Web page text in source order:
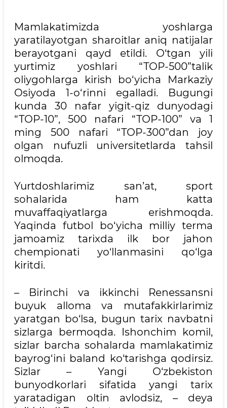
Mamlakatimizda yoshlarga
yaratilayotgan sharoitlar aniq natijalar
berayotgani qayd etildi. O‘tgan yili
yurtimiz yoshlari “TOP-500”talik
oliygohlarga kirish bo‘yicha Markaziy
Osiyoda 1-o‘rinni egalladi. Bugungi
kunda 30 nafar yigit-qiz dunyodagi
“TOP-10”, 500 nafari “TOP-100” va 1
ming 500 nafari “TOP-300”dan joy
olgan nufuzli universitetlarda tahsil
olmoqda.
Yurtdoshlarimiz san’at, sport
sohalarida ham katta
muvaffaqiyatlarga erishmoqda.
Yaqinda futbol bo‘yicha milliy terma
jamoamiz tarixda ilk bor jahon
chempionati yo‘llanmasini qo‘lga
kiritdi.
– Birinchi va ikkinchi Renessansni
buyuk alloma va mutafakkirlarimiz
yaratgan bo‘lsa, bugun tarix navbatni
sizlarga bermoqda. Ishonchim komil,
sizlar barcha sohalarda mamlakatimiz
bayrog‘ini baland ko‘tarishga qodirsiz.
Sizlar – Yangi O‘zbekiston
bunyodkorlari sifatida yangi tarix
yaratadigan oltin avlodsiz, – deya